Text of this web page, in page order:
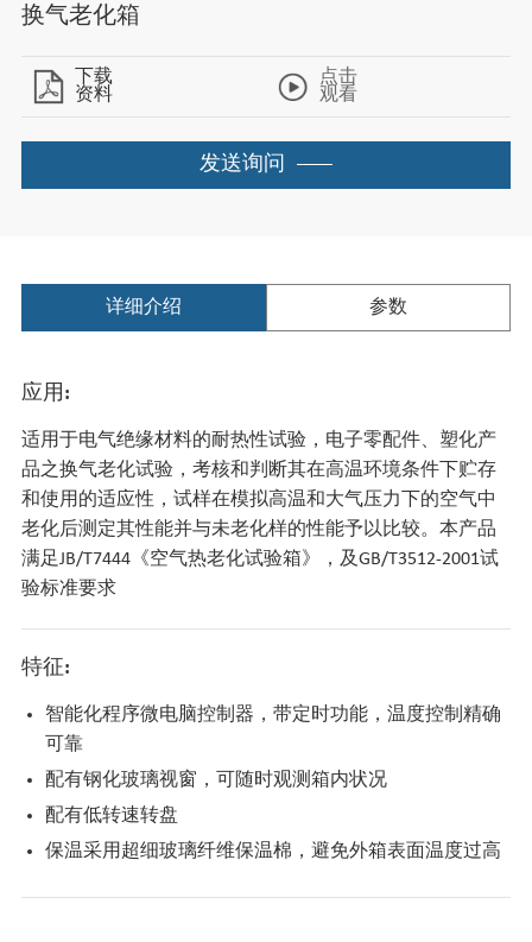
换气老化箱
下载
资料
点击
观看
发送询问
详细介绍 参数
应用:
适用于电气绝缘材料的耐热性试验，电子零配件、塑化产
品之换气老化试验，考核和判断其在高温环境条件下贮存
和使用的适应性，试样在模拟高温和大气压力下的空气中
老化后测定其性能并与未老化样的性能予以比较。本产品
满足JB/T7444《空气热老化试验箱》，及GB/T3512-2001试
验标准要求
特征:
智能化程序微电脑控制器，带定时功能，温度控制精确
可靠
配有钢化玻璃视窗，可随时观测箱内状况
配有低转速转盘
保温采用超细玻璃纤维保温棉，避免外箱表面温度过高